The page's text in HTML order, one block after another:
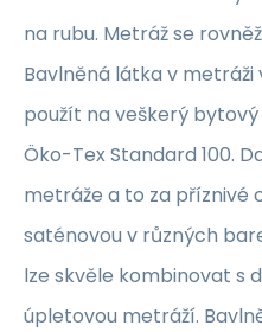
na rubu. Metráž se
Bavlněná látka v metráži
použít na veškerý
Öko-Tex Standard 100.
metráže a to za příznivé
saténovou v různých
lze skvěle kombinovat s
úpletovou metráží.